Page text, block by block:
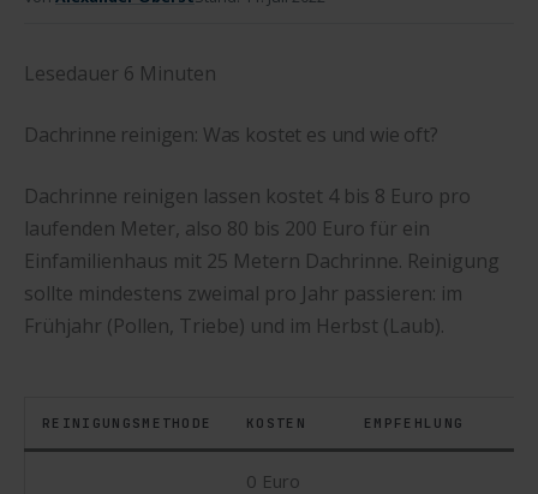
Lesedauer 6 Minuten
Dachrinne reinigen: Was kostet es und wie oft?
Dachrinne reinigen lassen kostet 4 bis 8 Euro pro
laufenden Meter, also 80 bis 200 Euro für ein
Einfamilienhaus mit 25 Metern Dachrinne. Reinigung
sollte mindestens zweimal pro Jahr passieren: im
Frühjahr (Pollen, Triebe) und im Herbst (Laub).
REINIGUNGSMETHODE KOSTEN EMPFEHLUNG
0 Euro